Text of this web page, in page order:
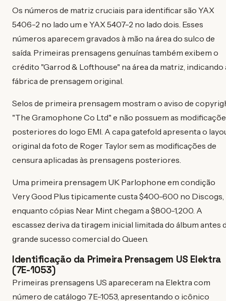
Os números de matriz cruciais para identificar são YAX
5406-2 no lado um e YAX 5407-2 no lado dois. Esses
números aparecem gravados à mão na área do sulco de
saída. Primeiras prensagens genuínas também exibem o
crédito "Garrod & Lofthouse" na área da matriz, indicando
fábrica de prensagem original.
Selos de primeira prensagem mostram o aviso de
"The Gramophone Co Ltd" e não possuem as
posteriores do logo EMI. A capa gatefold apresenta o
original da foto de Roger Taylor sem as modificações de
censura aplicadas às prensagens posteriores.
Uma primeira prensagem UK Parlophone em condição
Very Good Plus tipicamente custa $400-600 no Discogs,
enquanto cópias Near Mint chegam a $800-1,200. A
escassez deriva da tiragem inicial limitada do álbum antes
grande sucesso comercial do Queen.
Identificação da Primeira Prensagem US Elektra
(7E-1053)
Primeiras prensagens US apareceram na Elektra com
número de catálogo 7E-1053, apresentando o icônico